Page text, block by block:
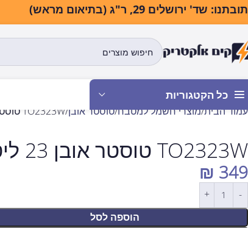
שד' ירושלים 29, ר"ג (בתיאום מראש)
כל הקטגוריות
עמוד הבית מוצרי חשמל למטבח טוסטר אובן TO2323W טוסטר אובן 23 ליטר – שחור מבית Sauter
TO2323W טוסטר אובן 23 ליטר – שחור מבית Sauter
₪ 349
הוספה לסל